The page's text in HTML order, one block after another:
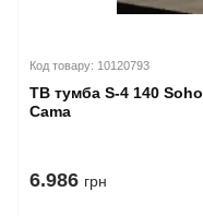
Код товару: 10120793
ТВ тумба S-4 140
Cama
6.986 грн